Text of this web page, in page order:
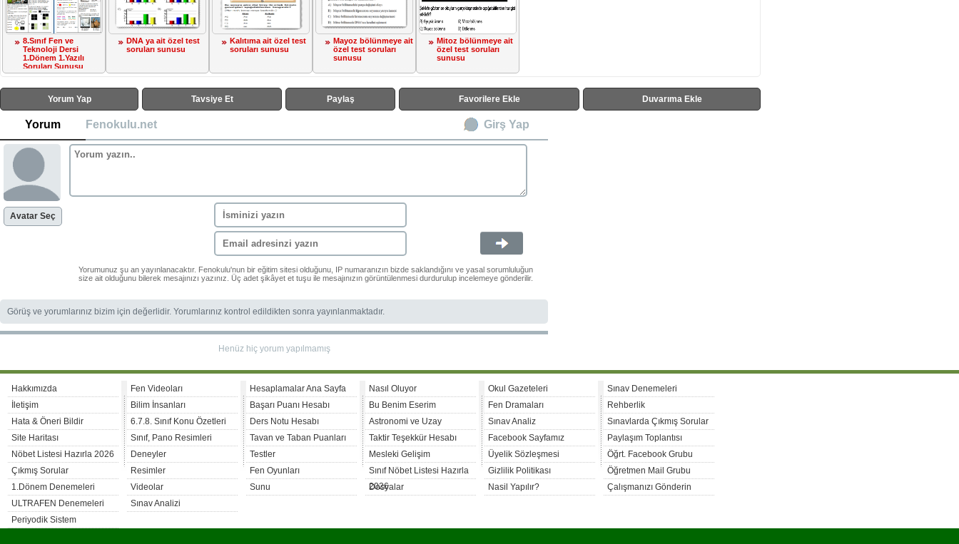
8.Sınıf Fen ve
Teknoloji Dersi
1.Dönem 1.Yazılı
Soruları Sunusu
DNA ya ait özel test
soruları sunusu
Kalıtıma ait özel test
soruları sunusu
Mayoz bölünmeye ait
özel test soruları
sunusu
Mitoz bölünmeye ait
özel test soruları
sunusu
Yorum Yap Tavsiye Et Paylaş Favorilere Ekle Duvarıma Ekle
Yorum Fenokulu.net Girş Yap
Avatar Seç
Yorumunuz şu an yayınlanacaktır. Fenokulu'nun bir eğitim sitesi olduğunu, IP numaranızın bizde saklandığını ve yasal sorumluluğun
size ait olduğunu bilerek mesajınızı yazınız. Üç adet şikâyet et tuşu ile mesajınızın görüntülenmesi durdurulup incelemeye gönderilir.
Görüş ve yorumlarınız bizim için değerlidir. Yorumlarınız kontrol edildikten sonra yayınlanmaktadır.
Henüz hiç yorum yapılmamış
Hakkımızda
İletişim
Hata & Öneri Bildir
Site Haritası
Nöbet Listesi Hazırla 2026
Çıkmış Sorular
1.Dönem Denemeleri
ULTRAFEN Denemeleri
Periyodik Sistem
Fen Videoları
Bilim İnsanları
6.7.8. Sınıf Konu Özetleri
Sınıf, Pano Resimleri
Deneyler
Resimler
Videolar
Sınav Analizi
Hesaplamalar Ana Sayfa
Başarı Puanı Hesabı
Ders Notu Hesabı
Tavan ve Taban Puanları
Testler
Fen Oyunları
Sunu
Nasıl Oluyor
Bu Benim Eserim
Astronomi ve Uzay
Taktir Teşekkür Hesabı
Mesleki Gelişim
Sınıf Nöbet Listesi Hazırla
2026
Dosyalar
Okul Gazeteleri
Fen Dramaları
Sınav Analiz
Facebook Sayfamız
Üyelik Sözleşmesi
Gizlilik Politikası
Nasil Yapılır?
Sınav Denemeleri
Rehberlik
Sınavlarda Çıkmış Sorular
Paylaşım Toplantısı
Öğrt. Facebook Grubu
Öğretmen Mail Grubu
Çalışmanızı Gönderin